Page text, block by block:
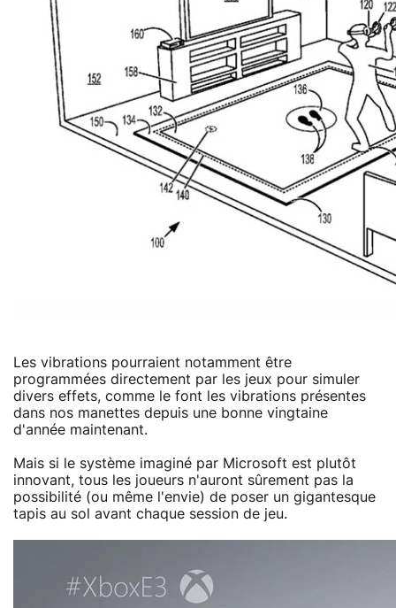
Les vibrations pourraient notamment être
programmées directement par les jeux pour simuler
divers effets, comme le font les vibrations présentes
dans nos manettes depuis une bonne vingtaine
d'année maintenant.
Mais si le système imaginé par Microsoft est plutôt
innovant, tous les joueurs n'auront sûrement pas la
possibilité (ou même l'envie) de poser un gigantesque
tapis au sol avant chaque session de jeu.